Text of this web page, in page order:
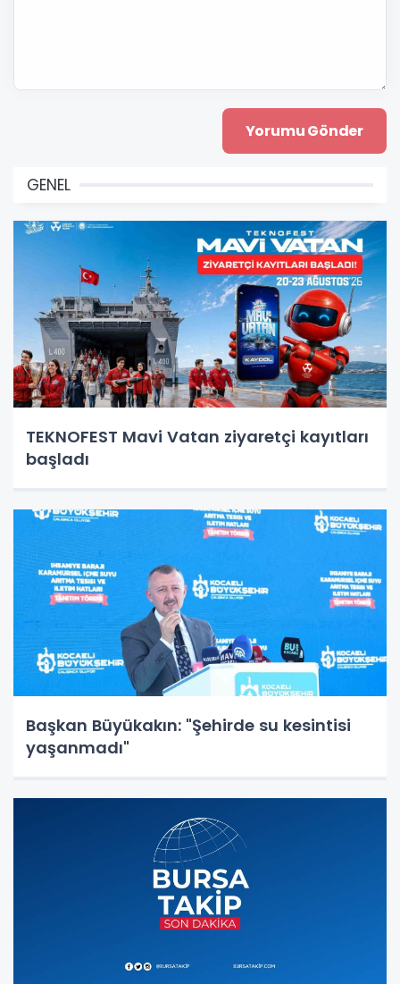
GENEL
TEKNOFEST Mavi Vatan ziyaretçi kayıtları
başladı
Başkan Büyükakın: "Şehirde su kesintisi
yaşanmadı"